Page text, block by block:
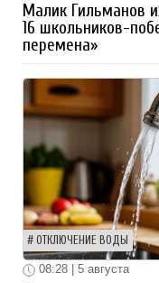
Малик Гильманов
16 школьников-
перемена»
ОТКЛЮЧЕНИЕ ВОДЫ
08:28 | 5 августа